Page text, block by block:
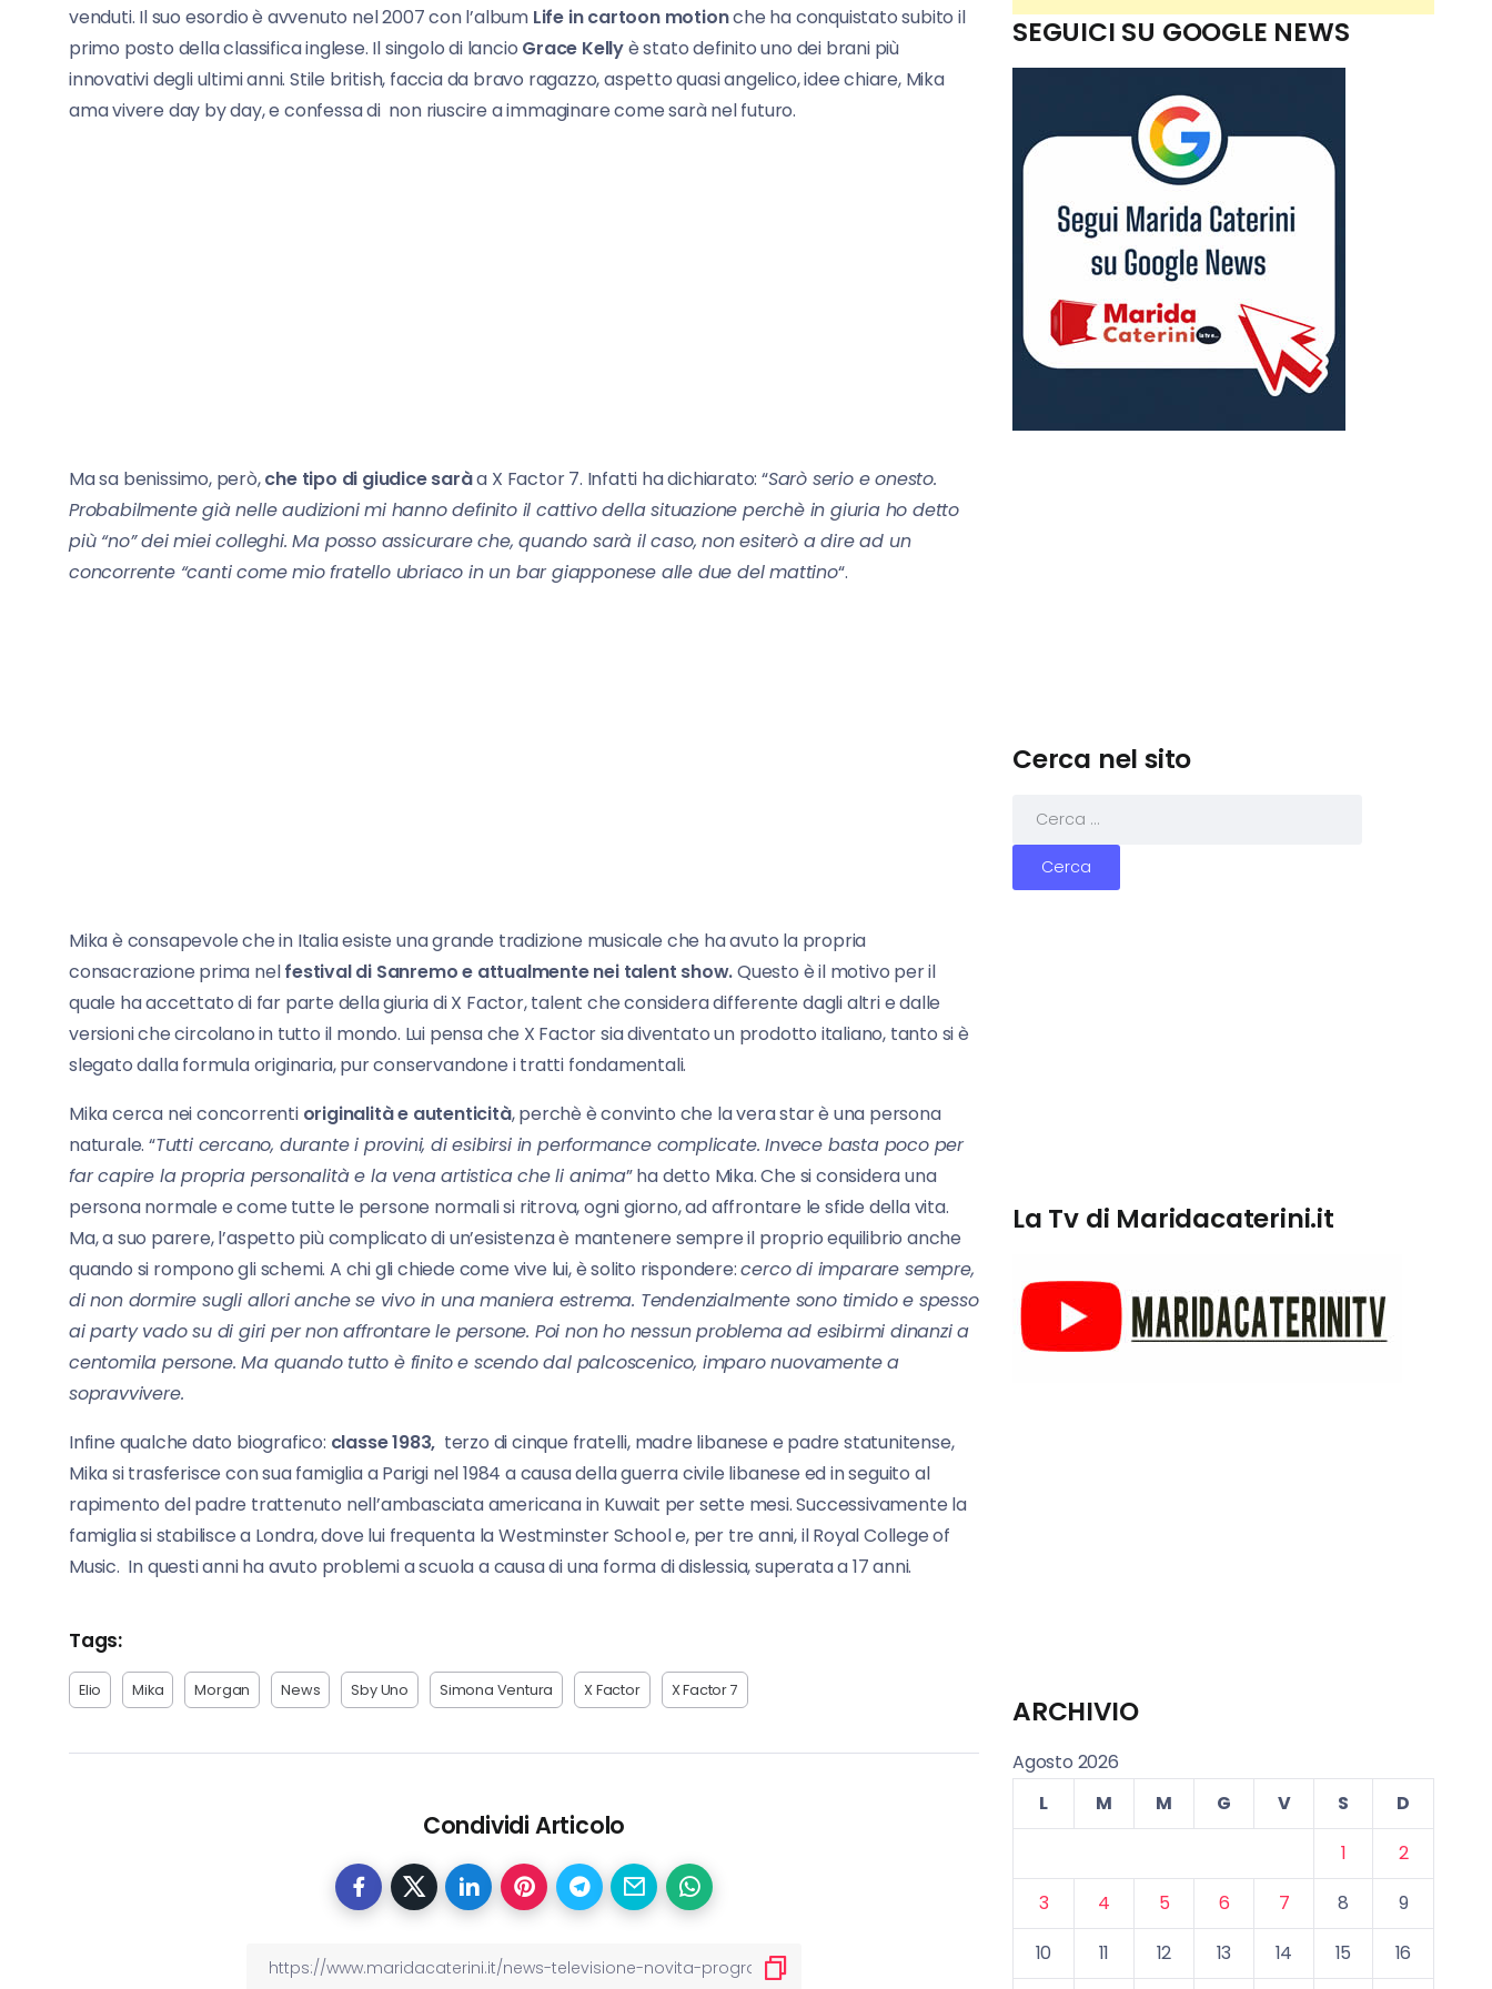
venduti. Il suo esordio è avvenuto nel 2007 con l’album Life in cartoon motionche ha conquistato subito il
primo posto della classifica inglese. Il singolo di lancio Grace Kellyè stato definito uno dei brani più
innovativi degli ultimi anni. Stile british, faccia da bravo ragazzo, aspetto quasi angelico, idee chiare, Mika
ama vivere day by day, e confessa di non riuscire a immaginare come sarà nel futuro.
Ma sa benissimo, però,che tipo di giudice saràa X Factor 7. Infatti ha dichiarato: “Sarò serio e onesto.
Probabilmente già nelle audizioni mi hanno definito il cattivo della situazione perchè in giuria ho detto
più “no” dei miei colleghi. Ma posso assicurare che, quando sarà il caso, non esiterò a dire ad un
concorrente “canti come mio fratello ubriaco in un bar giapponese alle due del mattino“.
Mika è consapevole che in Italia esiste una grande tradizione musicale che ha avuto la propria
consacrazione prima nelfestival di Sanremo e attualmente nei talent show.Questo è il motivo per il
quale ha accettato di far parte della giuria di X Factor, talent che considera differente dagli altri e dalle
versioni che circolano in tutto il mondo. Lui pensa che X Factor sia diventato un prodotto italiano, tanto si è
slegato dalla formula originaria, pur conservandone i tratti fondamentali.
Mika cerca nei concorrentioriginalità e autenticità, perchè è convinto che la vera star è una persona
naturale. “Tutti cercano, durante i provini, di esibirsi in performance complicate. Invece basta poco per
far capire la propria personalità e la vena artistica che li anima” ha detto Mika. Che si considera una
persona normale e come tutte le persone normali si ritrova, ogni giorno, ad affrontare le sfide della vita.
Ma, a suo parere, l’aspetto più complicato di un’esistenza è mantenere sempre il proprio equilibrio anche
quando si rompono gli schemi. A chi gli chiede come vive lui, è solito rispondere:cerco di imparare sempre,
di non dormire sugli allori anche se vivo in una maniera estrema. Tendenzialmente sono timido e spesso
ai party vado su di giri per non affrontare le persone. Poi non ho nessun problema ad esibirmi dinanzi a
centomila persone. Ma quando tutto è finito e scendo dal palcoscenico, imparo nuovamente a
sopravvivere.
Infine qualche dato biografico: classe 1983, terzo di cinque fratelli, madre libanese e padre statunitense,
Mika si trasferisce con sua famiglia a Parigi nel 1984 a causa della guerra civile libanese ed in seguito al
rapimento del padre trattenuto nell’ambasciata americana in Kuwait per sette mesi. Successivamente la
famiglia si stabilisce a Londra, dove lui frequenta la Westminster School e, per tre anni, il Royal College of
Music. In questi anni ha avuto problemi a scuola a causa di una forma di dislessia, superata a 17 anni.
Tags:
Elio Mika Morgan News Sby Uno Simona Ventura X Factor X Factor 7
Condividi Articolo
SEGUICI SU GOOGLE NEWS
Cerca nel sito
La Tv di Maridacaterini.it
ARCHIVIO
Agosto 2026
L
M M G V S
D
1
2
3
4 5 6 7 8
9
10
11 12 13 14 15 16